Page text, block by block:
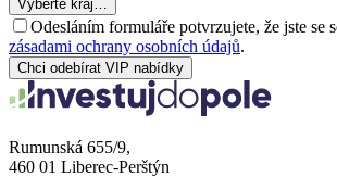
Vyberte kraj…
Odesláním formuláře potvrzujete, že jste se
zásadami ochrany osobních údajů.
Chci odebírat VIP nabídky
Rumunská 655/9,
460 01 Liberec-Perštýn